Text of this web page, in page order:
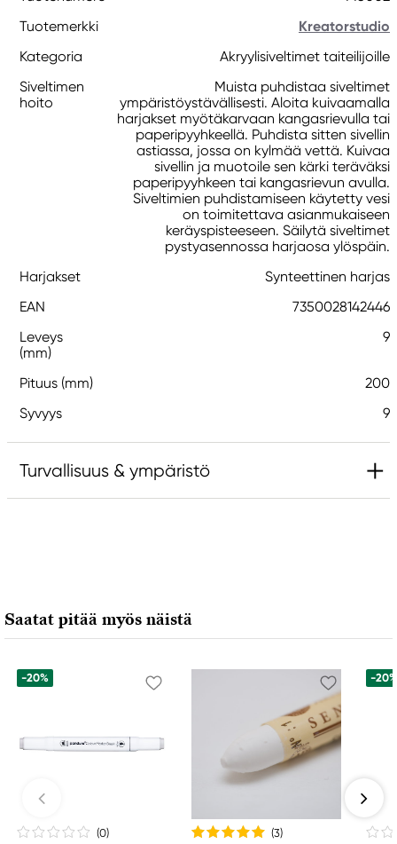
Tuotemerkki
Kreatorstudio
Kategoria
Akryylisiveltimet taiteilijoille
Siveltimen
hoito
Muista puhdistaa siveltimet
ympäristöystävällisesti. Aloita kuivaamalla
harjakset myötäkarvaan kangasrievulla tai
paperipyyhkeellä. Puhdista sitten sivellin
astiassa, jossa on kylmää vettä. Kuivaa
sivellin ja muotoile sen kärki teräväksi
paperipyyhkeen tai kangasrievun avulla.
Siveltimien puhdistamiseen käytetty vesi
on toimitettava asianmukaiseen
keräyspisteeseen. Säilytä siveltimet
pystyasennossa harjaosa ylöspäin.
Harjakset
Synteettinen harjas
EAN
7350028142446
Leveys
(mm)
9
Pituus (mm)
200
Syvyys
9
Turvallisuus & ympäristö
175 44 Järfälla, Sweden
info@northline.se
Saatat pitää myös näistä
-20%
(0)
(3)
-